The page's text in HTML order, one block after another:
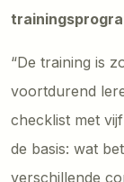
“De training is
voortdurend
checklist met
de basis: wat
verschillende